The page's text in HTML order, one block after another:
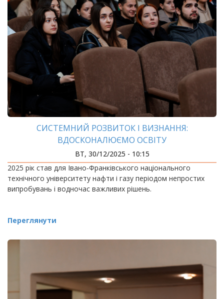
СИСТЕМНИЙ РОЗВИТОК І ВИЗНАННЯ:
ВДОСКОНАЛЮЄМО ОСВІТУ
ВТ, 30/12/2025 - 10:15
2025 рік став для Івано-Франківського національного
технічного університету нафти і газу періодом непростих
випробувань і водночас важливих рішень.
Переглянути